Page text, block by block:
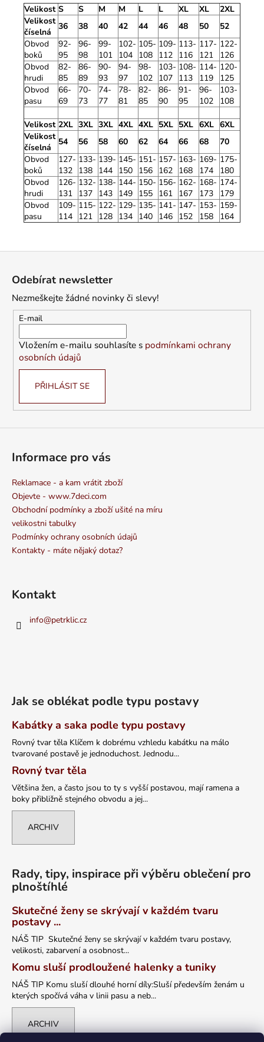
Velikost S S M M L L XL XL
2XL
Velikost
číselná
36 38 40 42 44 46 48 50
52
Obvod
boků
92-
95
96-
98
99-
101
102-
104
105-
108
109-
112
113-
116
117-
121
122-
126
Obvod
hrudi
82-
85
86-
89
90-
93
94-
97
98-
102
103-
107
108-
113
114-
119
120-
125
Obvod
pasu
66-
69
70-
73
74-
77
78-
81
82-
85
86-
90
91-
95
96-
102
103-
108
Velikost 2XL 3XL 3XL 4XL 4XL 5XL 5XL 6XL 6XL
Velikost
číselná
54 56 58 60 62 64 66 68
70
Obvod
boků
127-
132
133-
138
139-
144
145-
150
151-
156
157-
162
163-
168
169-
174
175-
180
Obvod
hrudi
126-
131
132-
137
138-
143
144-
149
150-
155
156-
161
162-
167
168-
173
174-
179
Obvod
pasu
109-
114
115-
121
122-
128
129-
134
135-
140
141-
146
147-
152
153-
158
159-
164
Odebírat newsletter
Nezmeškejte žádné novinky či slevy!
E-mail
Vložením e-mailu souhlasíte s podmínkami ochrany
osobních údajů
PŘIHLÁSIT SE
Informace pro vás
Reklamace - a kam vrátit zboží
Objevte - www.7deci.com
Obchodní podmínky a zboží ušité na míru
velikostni tabulky
Podmínky ochrany osobních údajů
Kontakty - máte nějaký dotaz?
Kontakt
info@petrklic.cz
Jak se oblékat podle typu postavy
Kabátky a saka podle typu postavy
Rovný tvar těla Klíčem k dobrému vzhledu kabátku na málo
tvarované postavě je jednoduchost. Jednodu...
Rovný tvar těla
Většina žen, a často jsou to ty s vyšší postavou, mají ramena a
boky přibližně stejného obvodu a jej...
ARCHIV
Rady, tipy, inspirace při výběru oblečení pro
plnoštíhlé
Skutečné ženy se skrývají v každém tvaru
postavy ...
NÁŠ TIP Skutečné ženy se skrývají v každém tvaru postavy,
velikosti, zabarvení a osobnost...
Komu sluší prodloužené halenky a tuniky
NÁŠ TIP Komu sluší dlouhé horní díly:Sluší především ženám u
kterých spočívá váha v linii pasu a neb...
ARCHIV